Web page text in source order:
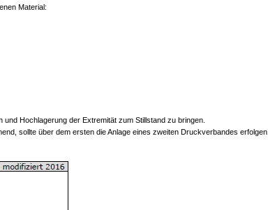
Material:
Hochlagerung der Extremität zum Stillstand zu bringen.
sollte über dem ersten die Anlage eines zweiten Druckverbandes erfolgen.